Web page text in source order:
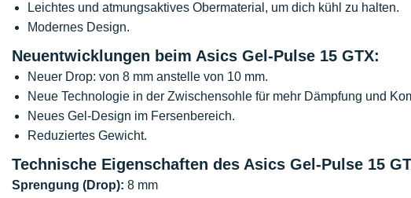
Leichtes und atmungsaktives Obermaterial, um dich kühl zu halten.
Modernes Design.
Neuentwicklungen beim Asics Gel-Pulse 15 GTX:
Neuer Drop: von 8 mm anstelle von 10 mm.
Neue Technologie in der Zwischensohle für mehr Dämpfung und
Neues Gel-Design im Fersenbereich.
Reduziertes Gewicht.
Technische Eigenschaften des Asics Gel-Pulse 15
Sprengung (Drop): 8 mm